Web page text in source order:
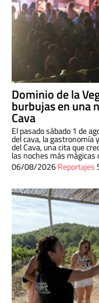
Dominio de la
burbujas en una
Cava
El pasado sábado 1 de
del cava, la gastronomía
del Cava, una cita que
las noches más
06/08/2026Reportajes